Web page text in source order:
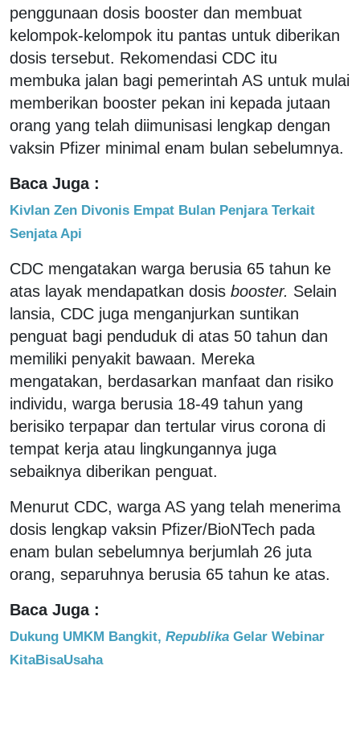
penggunaan dosis booster dan membuat
kelompok-kelompok itu pantas untuk diberikan
dosis tersebut. Rekomendasi CDC itu
membuka jalan bagi pemerintah AS untuk mulai
memberikan booster pekan ini kepada jutaan
orang yang telah diimunisasi lengkap dengan
vaksin Pfizer minimal enam bulan sebelumnya.
Baca Juga :
Kivlan Zen Divonis Empat Bulan Penjara Terkait
Senjata Api
CDC mengatakan warga berusia 65 tahun ke
atas layak mendapatkan dosis booster. Selain
lansia, CDC juga menganjurkan suntikan
penguat bagi penduduk di atas 50 tahun dan
memiliki penyakit bawaan. Mereka
mengatakan, berdasarkan manfaat dan risiko
individu, warga berusia 18-49 tahun yang
berisiko terpapar dan tertular virus corona di
tempat kerja atau lingkungannya juga
sebaiknya diberikan penguat.
Menurut CDC, warga AS yang telah menerima
dosis lengkap vaksin Pfizer/BioNTech pada
enam bulan sebelumnya berjumlah 26 juta
orang, separuhnya berusia 65 tahun ke atas.
Baca Juga :
Dukung UMKM Bangkit, Republika Gelar Webinar
KitaBisaUsaha